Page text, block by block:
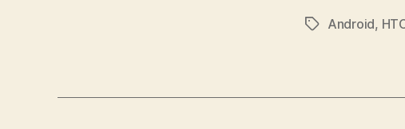
Etiquetas
Android,